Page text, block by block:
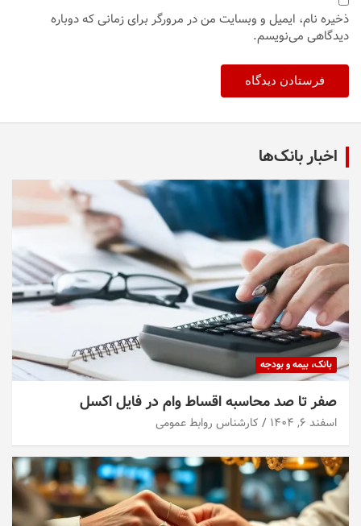
ذخیره نام، ایمیل و وبسایت من در مرورگر برای زمانی که دوباره
دیدگاهی می‌نویسم.
اخبار بانک‌ها
بانک، بیمه و بودجه
صفر تا صد محاسبه اقساط وام در فایل اکسل
اسفند ۶, ۱۴۰۴ کارشناس روابط عمومی